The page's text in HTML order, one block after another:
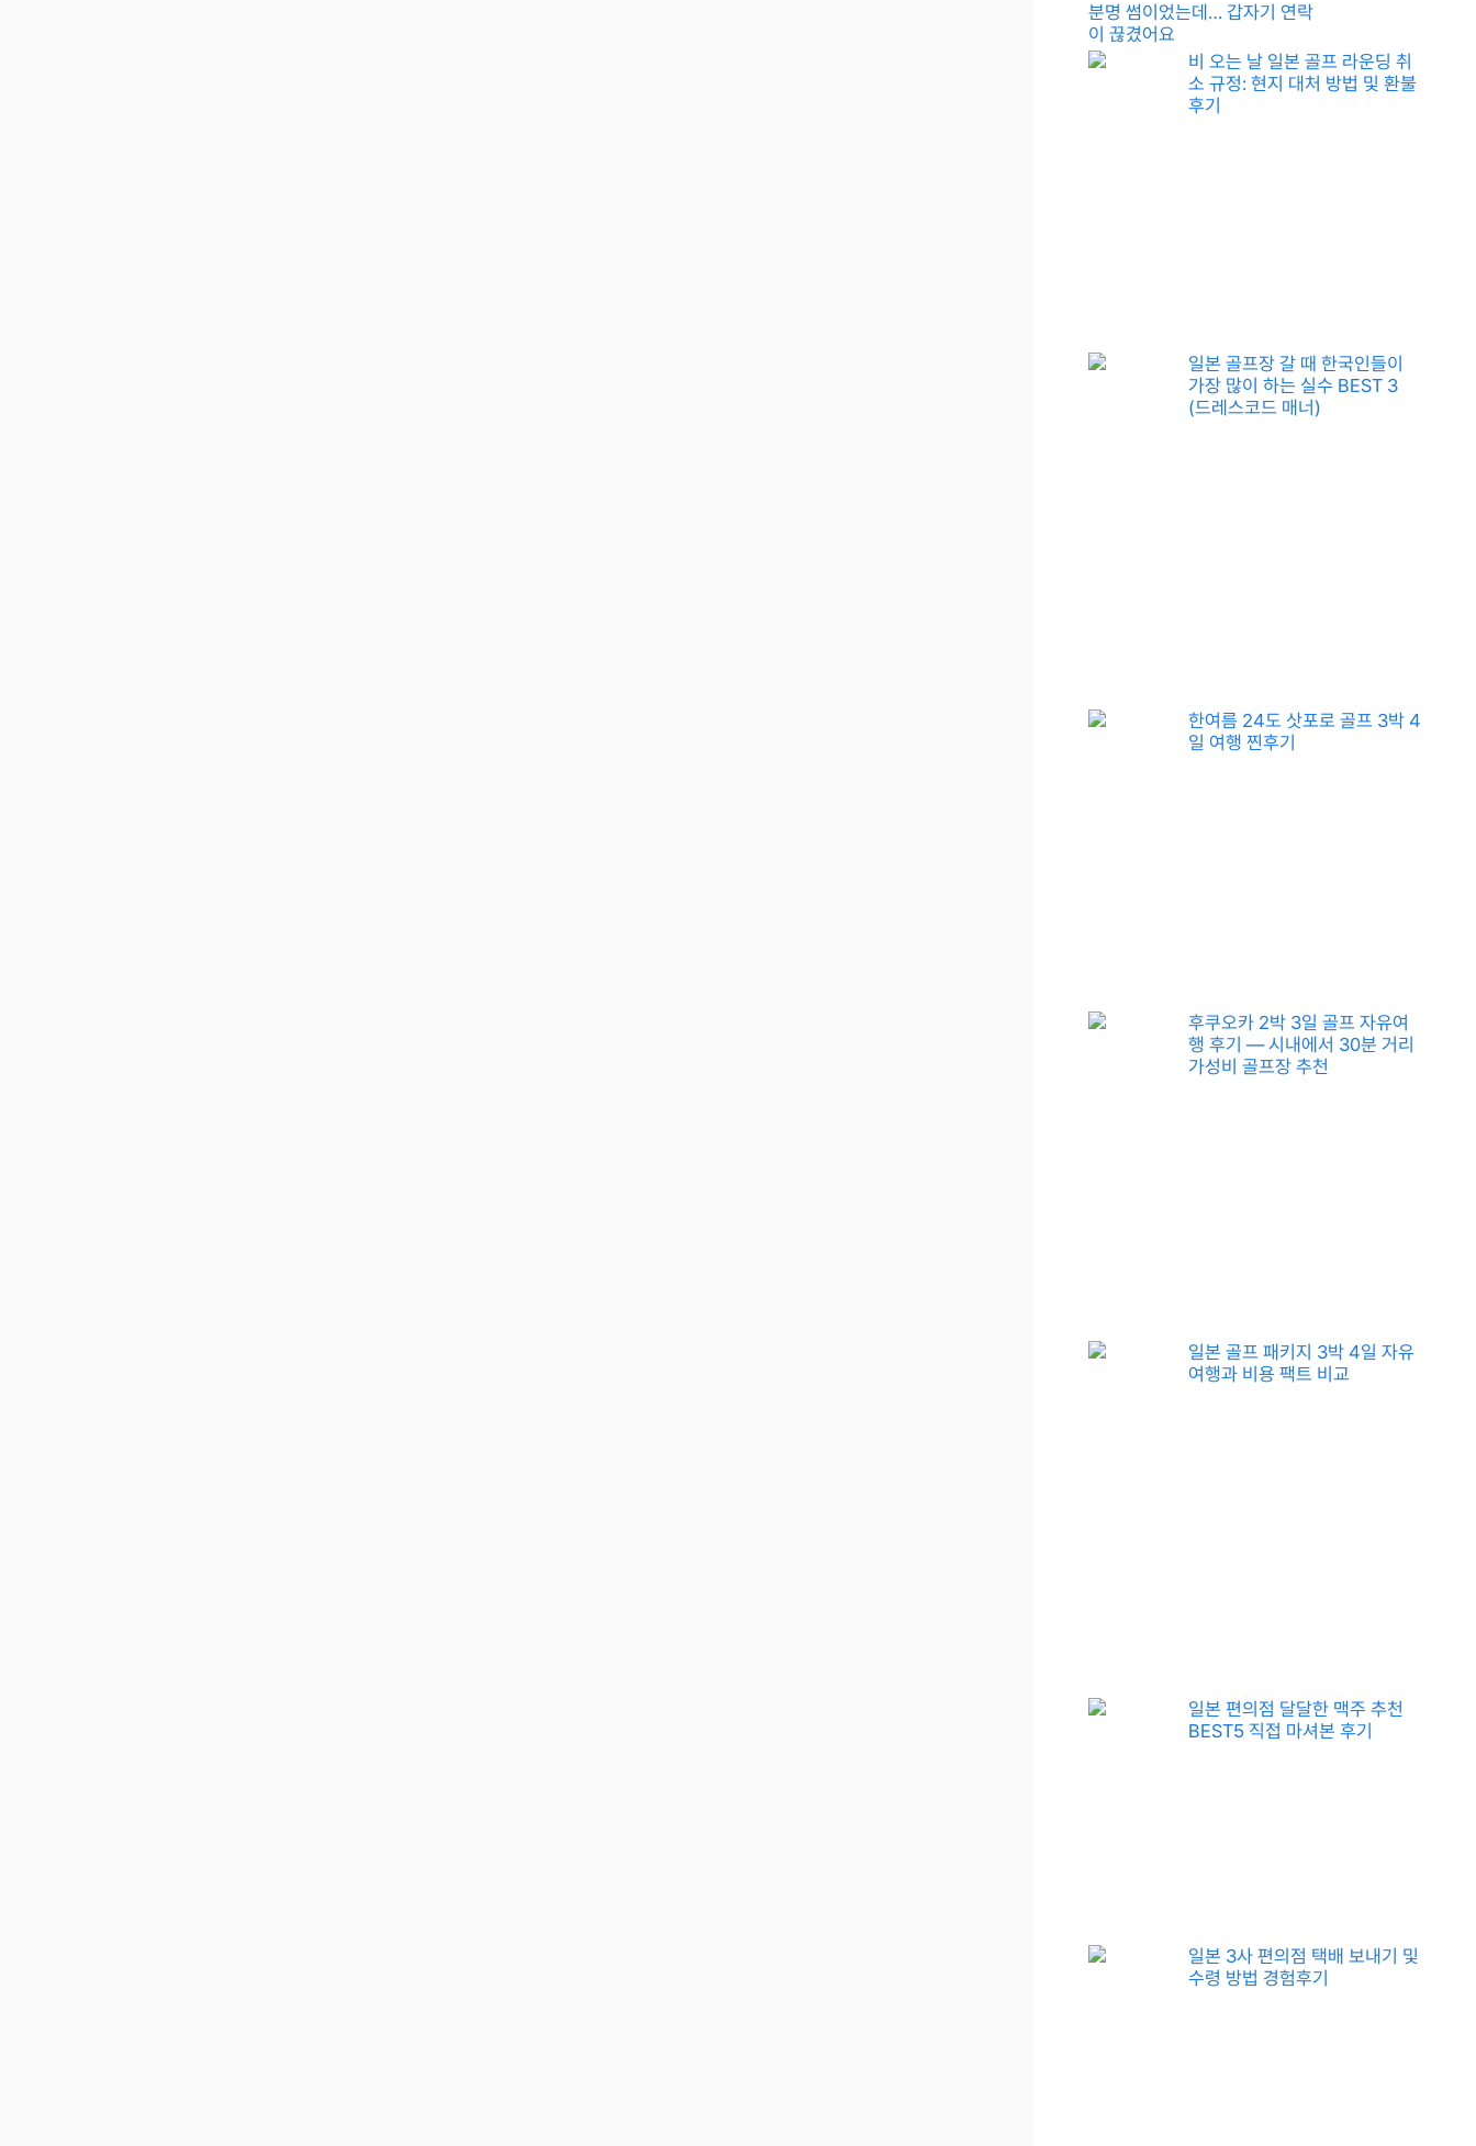
분명 썸이었는데… 갑자기 연락
이 끊겼어요
비 오는 날 일본 골프 라운딩 취
소 규정: 현지 대처 방법 및 환불
후기
일본 골프장 갈 때 한국인들이
가장 많이 하는 실수 BEST 3
(드레스코드 매너)
한여름 24도 삿포로 골프 3박 4
일 여행 찐후기
후쿠오카 2박 3일 골프 자유여
행 후기 — 시내에서 30분 거리
가성비 골프장 추천
일본 골프 패키지 3박 4일 자유
여행과 비용 팩트 비교
일본 편의점 달달한 맥주 추천
BEST5 직접 마셔본 후기
일본 3사 편의점 택배 보내기 및
수령 방법 경험후기